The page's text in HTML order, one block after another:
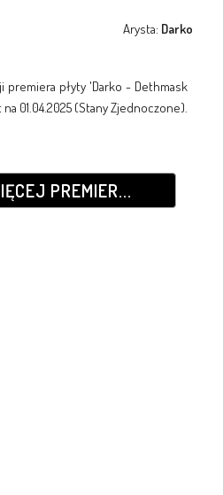
Arysta: Darko
premiera płyty 'Darko - Dethmask
01.04.2025 (Stany Zjednoczone).
PREMIER...